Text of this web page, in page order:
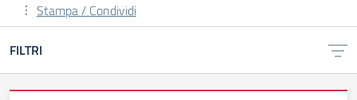
Stampa / Condividi
FILTRI